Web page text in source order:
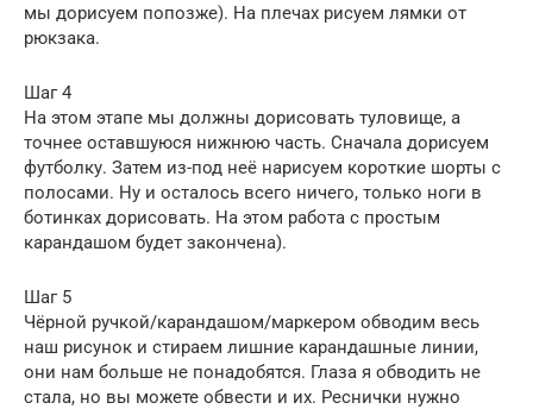
мы дорисуем попозже). На плечах рисуем лямки от
рюкзака.
Шаг 4
На этом этапе мы должны дорисовать туловище, а
точнее оставшуюся нижнюю часть. Сначала дорисуем
футболку. Затем из-под неё нарисуем короткие шорты с
полосами. Ну и осталось всего ничего, только ноги в
ботинках дорисовать. На этом работа с простым
карандашом будет закончена).
Шаг 5
Чёрной ручкой/карандашом/маркером обводим весь
наш рисунок и стираем лишние карандашные линии,
они нам больше не понадобятся. Глаза я обводить не
стала, но вы можете обвести и их. Реснички нужно